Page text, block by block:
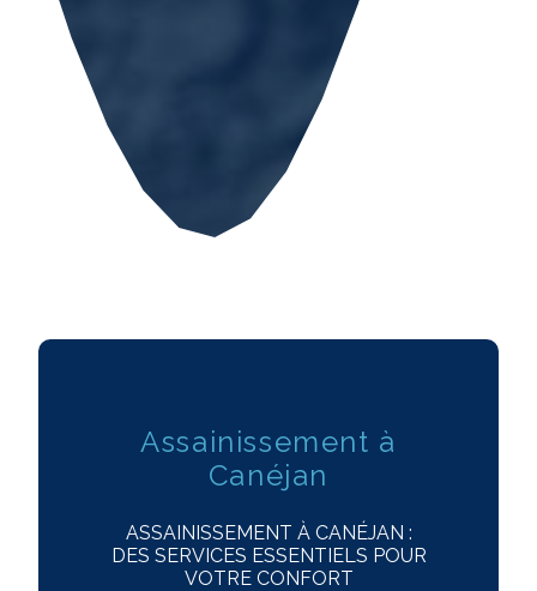
Assainissement à
Canéjan
ASSAINISSEMENT À CANÉJAN :
DES SERVICES ESSENTIELS POUR
VOTRE CONFORT